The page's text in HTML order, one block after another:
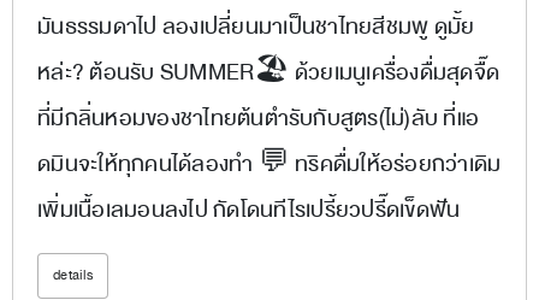
มันธรรมดาไป ลองเปลี่ยนมาเป็นชาไทยสีชมพู ดูมั้ย
หล่ะ? ต้อนรับ SUMMER🏖 ด้วยเมนูเครื่องดื่มสุดจื๊ด
ที่มีกลิ่นหอมของชาไทยต้นตำรับกับสูตร(ไม่)ลับ ที่แอ
ดมินจะให้ทุกคนได้ลองทำ 💬 ทริคดื่มให้อร่อยกว่าเดิม
เพิ่มเนื้อเลมอนลงไป กัดโดนทีไรเปรี้ยวปรี๊ดเข็ดฟัน
details